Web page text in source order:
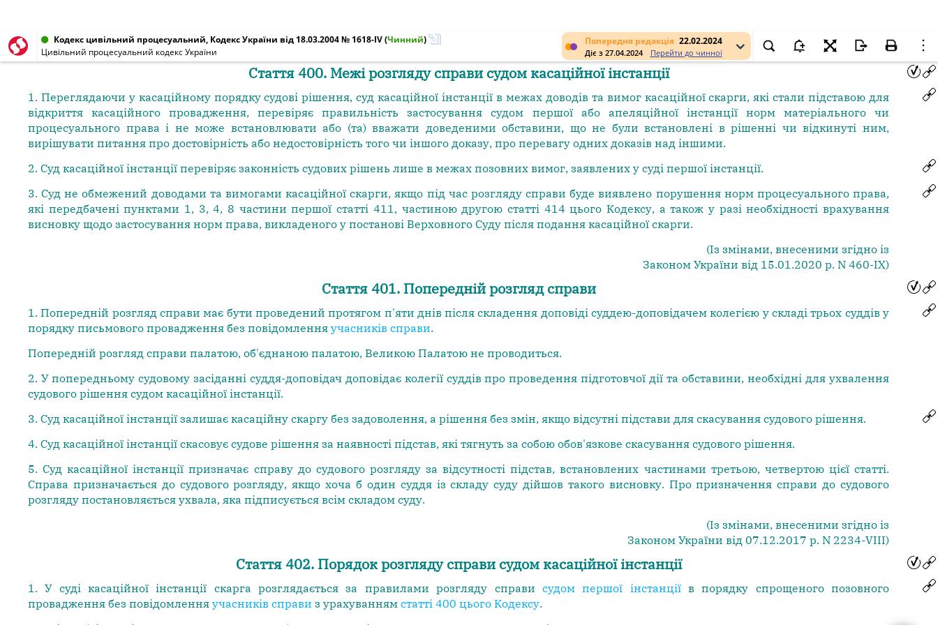
Попередня редакція 22.02.2024
Діє з 27.04.2024 Перейти до чинної
Кодекс цивільний процесуальний, Кодекс України від 18.03.2004 № 1618-IV(Чинний)
Цивільний процесуальний кодекс України